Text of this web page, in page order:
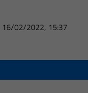
16/02/2022, 15:37